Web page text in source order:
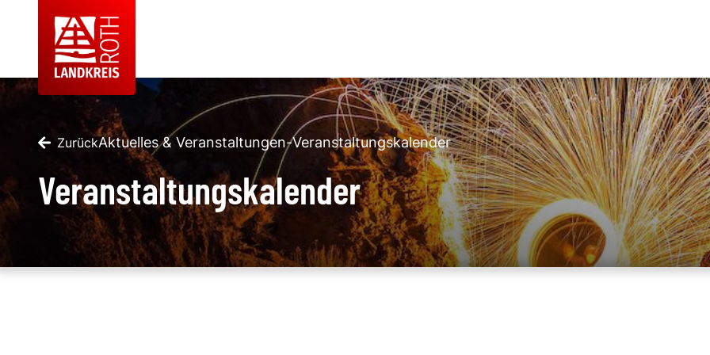
ZurückAktuelles & Veranstaltungen-Veranstaltungskalender
Veranstaltungskalender